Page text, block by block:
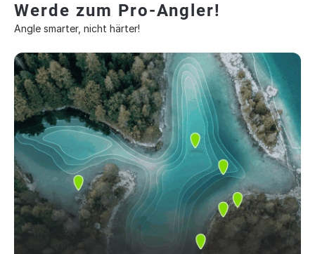
Werde zum Pro-Angler!
Angle smarter, nicht härter!